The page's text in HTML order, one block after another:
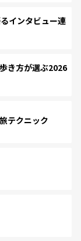
インタビュー連
き方が選ぶ2026
テクニック